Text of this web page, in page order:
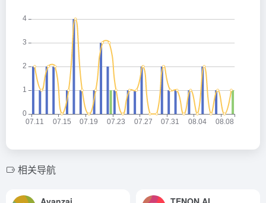
相关导航